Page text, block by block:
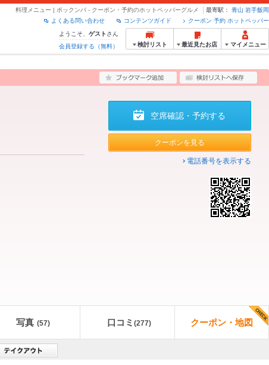
料理メニュー | ポックンパ - クーポン・予約のホットペッパーグルメ 最寄駅： 青山 岩手飯岡
クーポン 予約 ホットペッパー
コンテンツガイド
よくある問い合わせ
ようこそ、 ゲスト さん
会員登録する（無料）
検討リスト 最近見たお店 マイメニュー
空席確認・予約する
クーポンを見る
電話番号を表示する
写真 (57) 口コミ (277) クーポン・地図